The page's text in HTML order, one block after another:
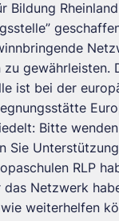
Bildung
gewährleisten.
ist bei der
Bitte
Sie
RLP
Netzwerk
weiterhelfen